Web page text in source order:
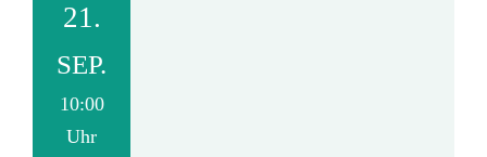
21.
SEP.
10:00
Uhr